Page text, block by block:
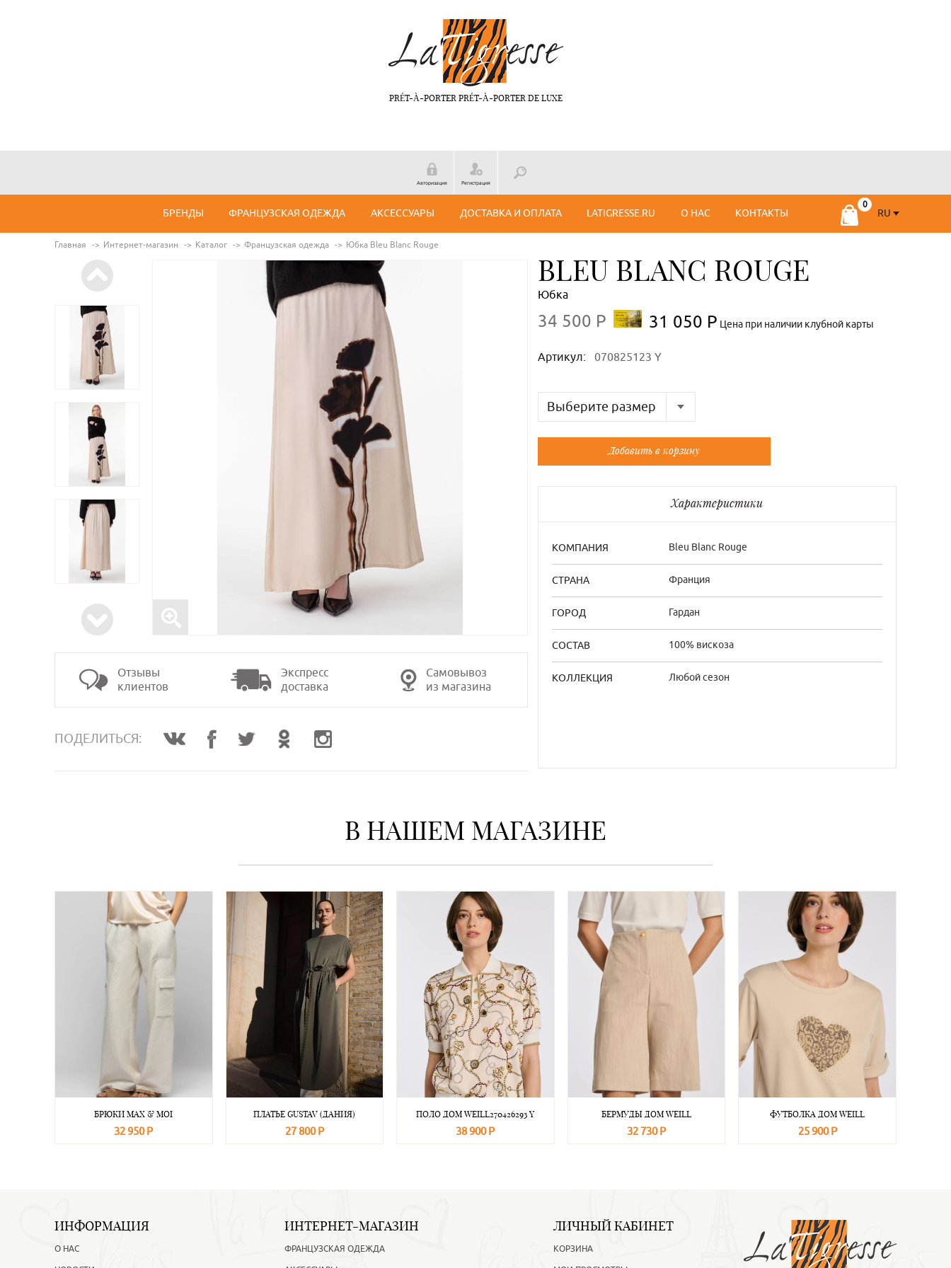
PRÉT-À-PORTER PRÉT-À-PORTER DE LUXE
Авторизация Регистрация
RU
БРЕНДЫ ФРАНЦУЗСКАЯ ОДЕЖДА АКСЕССУАРЫ ДОСТАВКА И ОПЛАТА LATIGRESSE.RU О НАС КОНТАКТЫ
Главная Интернет-магазин Каталог Французская одежда Юбка Bleu Blanc Rouge
Отзывы
клиентов
Экспресс
доставка
Самовывоз
из магазина
ПОДЕЛИТЬСЯ: >
BLEU BLANC ROUGE
Юбка
34 500 Р 31 050 Р Цена при наличии клубной карты
Артикул: 070825123 Y
Выберите размер
Русский
Французский
40-42
36/0
44
38/1
Добавить в корзину
Характеристики
КОМПАНИЯ Bleu Blanc Rouge
СТРАНА Франция
ГОРОД Гардан
СОСТАВ 100% вискоза
КОЛЛЕКЦИЯ Любой сезон
В НАШЕМ МАГАЗИНЕ
БРЮКИ MAX & MOI
32 950 Р
ПЛАТЬЕ GUSTAV (ДАНИЯ)
27 800 Р
ПОЛО ДОМ WEILL270426293 Y
38 900 Р
БЕРМУДЫ ДОМ WEILL
32 730 Р
ФУТБОЛКА ДОМ WEILL
25 900 Р
ИНФОРМАЦИЯ
О НАС
ИНТЕРНЕТ-МАГАЗИН
ФРАНЦУЗСКАЯ ОДЕЖДА
ЛИЧНЫЙ КАБИНЕТ
КОРЗИНА